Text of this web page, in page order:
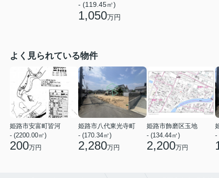
- (119.45㎡)
1,050万円
よく見られている物件
姫路市安富町皆河
- (2200.00㎡)
200万円
姫路市八代東光寺町
- (170.34㎡)
2,280万円
姫路市飾磨区玉地
- (134.44㎡)
2,200万円
-